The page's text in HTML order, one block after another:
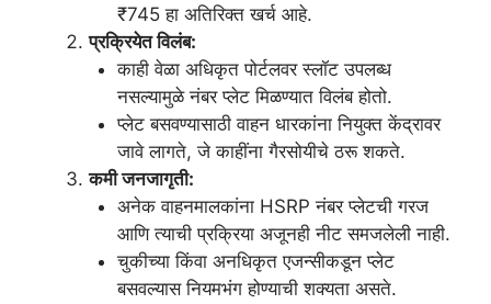
₹745 हा अतिरिक्त खर्च आहे.
प्रक्रियेत विलंब:
काही वेळा अधिकृत पोर्टलवर स्लॉट उपलब्ध
नसल्यामुळे नंबर प्लेट मिळण्यात विलंब होतो.
प्लेट बसवण्यासाठी वाहन धारकांना नियुक्त केंद्रावर
जावे लागते, जे काहींना गैरसोयीचे ठरू शकते.
कमी जनजागृती:
अनेक वाहनमालकांना HSRP नंबर प्लेटची गरज
आणि त्याची प्रक्रिया अजूनही नीट समजलेली नाही.
चुकीच्या किंवा अनधिकृत एजन्सीकडून प्लेट
बसवल्यास नियमभंग होण्याची शक्यता असते.